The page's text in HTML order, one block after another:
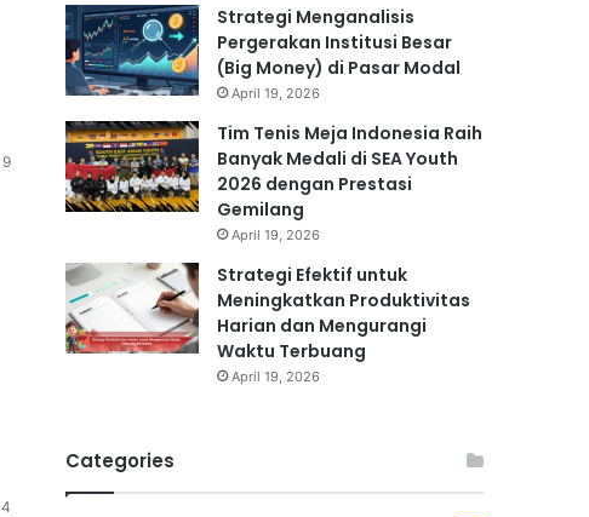
9
4
Strategi Menganalisis
Pergerakan Institusi Besar
(Big Money) di Pasar Modal
April 19, 2026
Tim Tenis Meja Indonesia Raih
Banyak Medali di SEA Youth
2026 dengan Prestasi
Gemilang
April 19, 2026
Strategi Efektif untuk
Meningkatkan Produktivitas
Harian dan Mengurangi
Waktu Terbuang
April 19, 2026
Categories